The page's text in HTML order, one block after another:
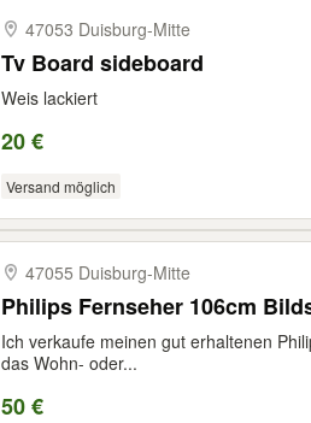
47053 Duisburg-​Mitte
Tv Board sideboard
Weis lackiert
20 €
Versand möglich
47055 Duisburg-​Mitte
Philips Fernseher 106cm
Ich verkaufe meinen gut erhaltenen
das Wohn- oder...
50 €